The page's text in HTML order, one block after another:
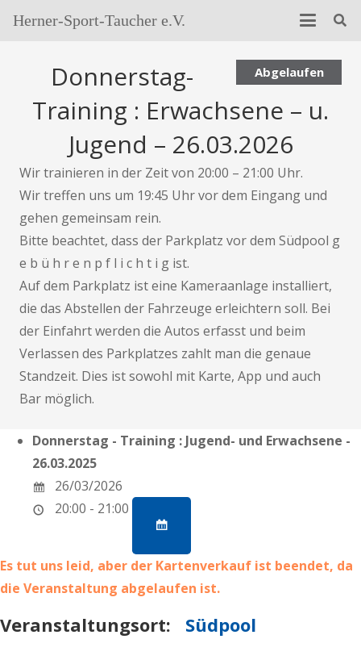
Herner-Sport-Taucher e.V.
Abgelaufen
Donnerstag-
Training : Erwachsene – u.
Jugend – 26.03.2026
Wir trainieren in der Zeit von 20:00 – 21:00 Uhr.
Wir treffen uns um 19:45 Uhr vor dem Eingang und
gehen gemeinsam rein.
Bitte beachtet, dass der Parkplatz vor dem Südpool g
e b ü h r e n p f l i c h t i g ist.
Auf dem Parkplatz ist eine Kameraanlage installiert,
die das Abstellen der Fahrzeuge erleichtern soll. Bei
der Einfahrt werden die Autos erfasst und beim
Verlassen des Parkplatzes zahlt man die genaue
Standzeit. Dies ist sowohl mit Karte, App und auch
Bar möglich.
Donnerstag - Training : Jugend- und Erwachsene -
26.03.2025
26/03/2026
20:00 - 21:00
Es tut uns leid, aber der Kartenverkauf ist beendet, da
die Veranstaltung abgelaufen ist.
Veranstaltungsort: Südpool